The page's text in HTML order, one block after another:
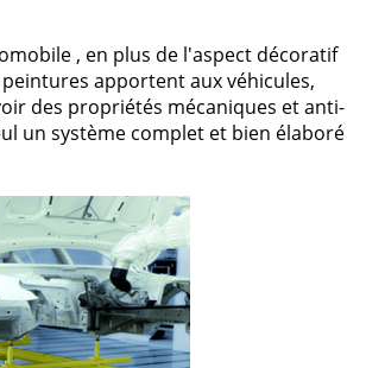
, en plus de l'aspect décoratif
apportent aux véhicules,
des propriétés mécaniques et anti-
un système complet et bien élaboré